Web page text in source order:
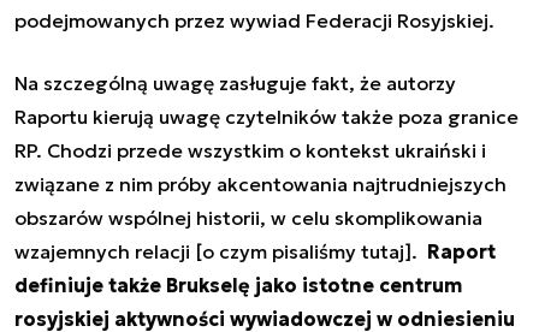
podejmowanych przez wywiad Federacji Rosyjskiej.
Na szczególną uwagę zasługuje fakt, że autorzy
Raportu kierują uwagę czytelników także poza granice
RP. Chodzi przede wszystkim o kontekst ukraiński i
związane z nim próby akcentowania najtrudniejszych
obszarów wspólnej historii, w celu skomplikowania
wzajemnych relacji [o czym pisaliśmy tutaj]. Raport
definiuje także Brukselę jako istotne centrum
rosyjskiej aktywności wywiadowczej w odniesieniu